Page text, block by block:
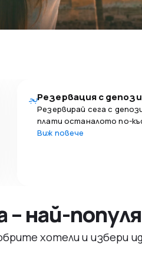
Резервация с
Резервирай сега с
плати останалото по-
Виж повече
– най-
хотели и избери